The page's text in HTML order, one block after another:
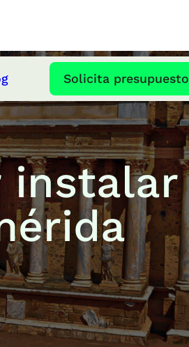
Solicita presupuesto
instalar